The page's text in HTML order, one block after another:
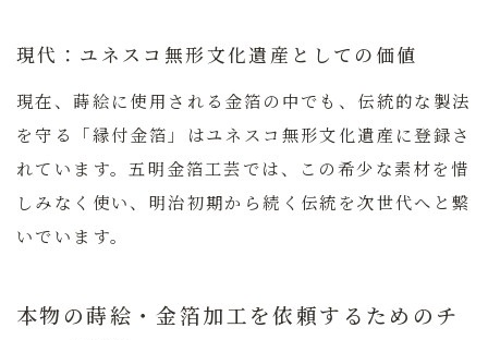
現代：ユネスコ無形文化遺産としての価値
現在、蒔絵に使用される金箔の中でも、伝統的な製法
を守る「縁付金箔」はユネスコ無形文化遺産に登録さ
れています。五明金箔工芸では、この希少な素材を惜
しみなく使い、明治初期から続く伝統を次世代へと繋
いでいます。
本物の蒔絵・金箔加工を依頼するためのチ